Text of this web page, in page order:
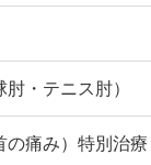
・テニス肘）
の痛み）特別治療